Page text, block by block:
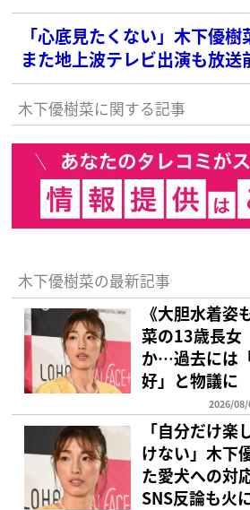
「心底見たくない」木下優
また地上波テレビ出演も放送
木下優樹菜に関する記事
木下優樹菜の最新記事
《大胆水着姿
菜の13歳長
か…過去には
好」と物議に
2026/08/
「自分だけ楽
けない」木下
た愛犬への対
SNS反論も火